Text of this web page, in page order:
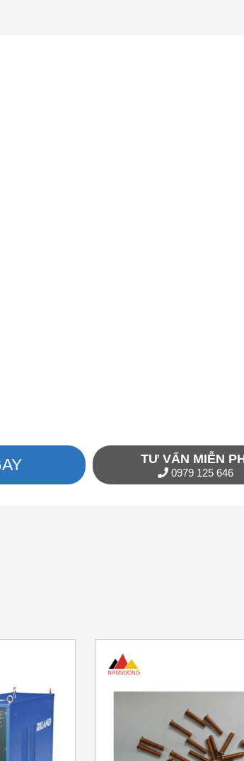
TƯ VẤN MIỄN
0979 125 646